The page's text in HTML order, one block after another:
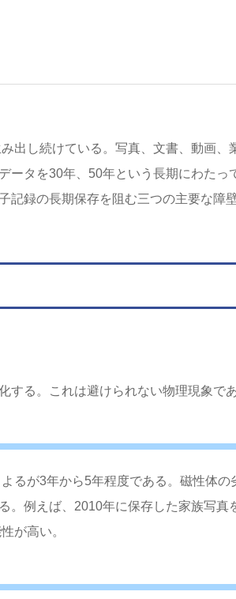
出し続けている。写真、文書、動画、
ータを30年、50年という長期にわたっ
記録の長期保存を阻む三つの主要な障
る。これは避けられない物理現象であ
るが3年から5年程度である。磁性体の
。例えば、2010年に保存した家族写真
が高い。